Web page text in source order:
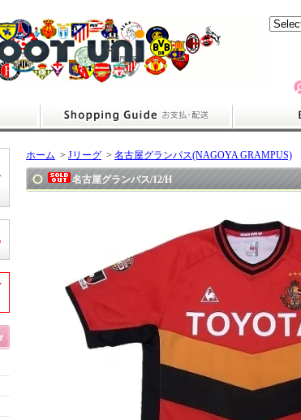
ホーム > Jリーグ > 名古屋グランパス(NAGOYA GRAMPUS)
名古屋グランパス/12/H